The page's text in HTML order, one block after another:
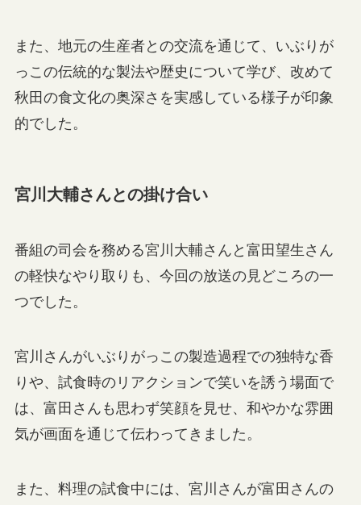
また、地元の生産者との交流を通じて、いぶりが
っこの伝統的な製法や歴史について学び、改めて
秋田の食文化の奥深さを実感している様子が印象
的でした。
宮川大輔さんとの掛け合い
番組の司会を務める宮川大輔さんと富田望生さん
の軽快なやり取りも、今回の放送の見どころの一
つでした。
宮川さんがいぶりがっこの製造過程での独特な香
りや、試食時のリアクションで笑いを誘う場面で
は、富田さんも思わず笑顔を見せ、和やかな雰囲
気が画面を通じて伝わってきました。
また、料理の試食中には、宮川さんが富田さんの